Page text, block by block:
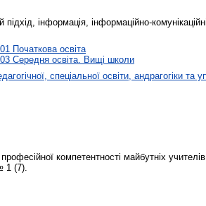
інформація, інформаційно-
Початкова освіта
Середня освіта. Вищі школи
спеціальної освіти, андрагогіки та
компетентності майбутніх
1 (7).